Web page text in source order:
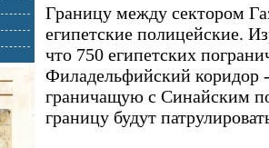
Границу между сектором
египетские полицейские.
что 750 египетских
Филадельфийский коридор
граничащую с Синайским
границу будут